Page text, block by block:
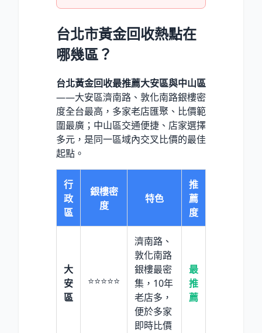
台北市黃金回收熱點在
哪幾區？
台北黃金回收最推薦大安區與中山區
——大安區濟南路、敦化南路銀樓密
度全台最高，多家老店匯聚、比價範
圍最廣；中山區交通便捷、店家選擇
多元，是同一區域內交叉比價的最佳
起點。
行
政
區
銀樓密
度
特色
推
薦
度
大
安
區
⭐⭐⭐⭐⭐
濟南路、
敦化南路
銀樓最密
集，10年
老店多，
便於多家
即時比價
最
推
薦